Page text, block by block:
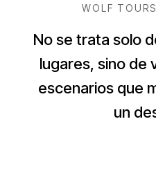
WOLF
No se trata solo
lugares, sino de
escenarios que
un